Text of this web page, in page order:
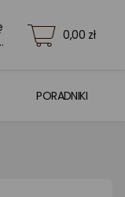
0,00 zł
PORADNIKI